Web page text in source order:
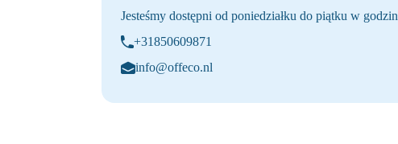
Jesteśmy dostępni od poniedziałku do piątku w
+31850609871
info@offeco.nl